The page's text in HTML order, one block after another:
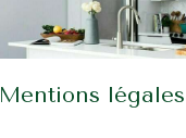
Mentions légales